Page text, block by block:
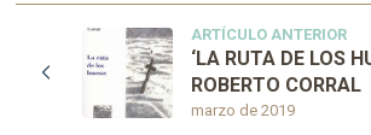
ARTÍCULO ANTERIOR
marzo de 2019
‘LA RUTA DE LOS
ROBERTO CORRAL